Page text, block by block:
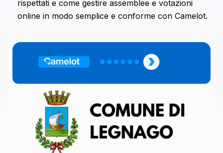
rispettati e come gestire assemblee e votazioni
online in modo semplice e conforme con Camelot.